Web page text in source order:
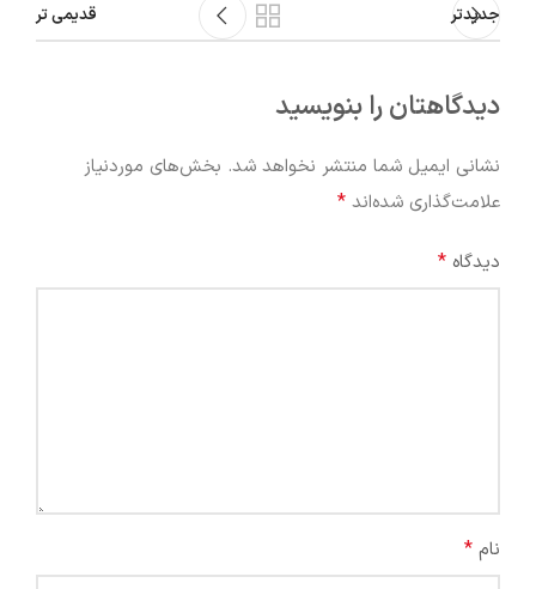
جدیدتر قدیمی تر
دیدگاهتان را بنویسید
نشانی ایمیل شما منتشر نخواهد شد. بخش‌های موردنیاز
علامت‌گذاری شده‌اند *
دیدگاه *
نام *